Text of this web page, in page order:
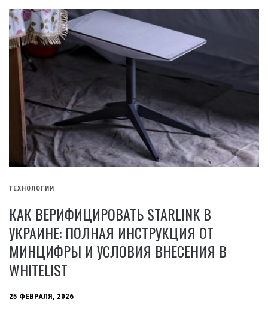
ТЕХНОЛОГИИ
КАК ВЕРИФИЦИРОВАТЬ STARLINK В
УКРАИНЕ: ПОЛНАЯ ИНСТРУКЦИЯ ОТ
МИНЦИФРЫ И УСЛОВИЯ ВНЕСЕНИЯ В
WHITELIST
25 ФЕВРАЛЯ, 2026